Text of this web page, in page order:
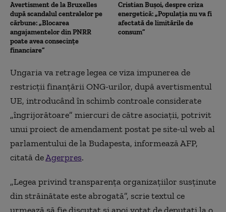
Avertisment de la Bruxelles
după scandalul centralelor pe
cărbune: „Blocarea
angajamentelor din PNRR
poate avea consecințe
financiare”
Cristian Bușoi, despre criza
energetică: „Populația nu va fi
afectată de limitările de
consum”
Ungaria va retrage legea ce viza impunerea de
restricţii finanţării ONG-urilor, după avertismentul
UE, introducând în schimb controale considerate
„îngrijorătoare” miercuri de către asociaţii, potrivit
unui proiect de amendament postat pe site-ul web al
parlamentului de la Budapesta, informează AFP,
citată deAgerpres.
„Legea privind transparenţa organizaţiilor susţinute
din străinătate este abrogată”, scrie textul ce